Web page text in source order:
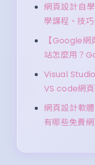
網頁設計自
學課程、技
【Google
站怎麼用？
Visual
VS code網頁
網頁設計軟
有哪些免費